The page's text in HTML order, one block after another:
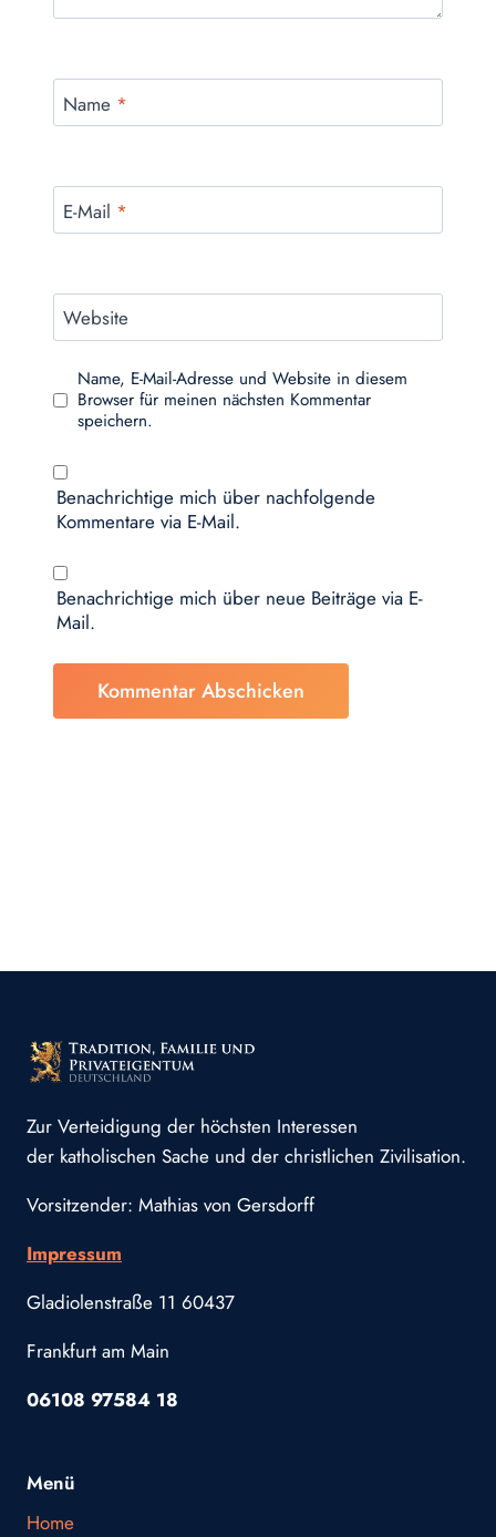
Name *
E-Mail *
Website
Name, E-Mail-Adresse und Website in diesem
Browser für meinen nächsten Kommentar
speichern.
Benachrichtige mich über nachfolgende
Kommentare via E-Mail.
Benachrichtige mich über neue Beiträge via E-
Mail.
Zur Verteidigung der höchsten Interessen
der katholischen Sache und der christlichen Zivilisation.
Vorsitzender: Mathias von Gersdorff
Impressum
Gladiolenstraße 11 60437
Frankfurt am Main
06108 97584 18
Menü
Home